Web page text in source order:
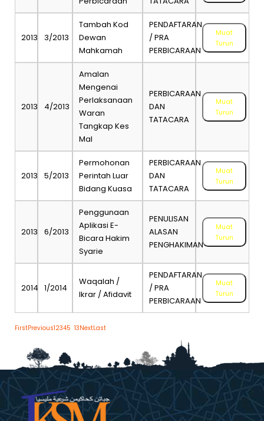
2013 3/2013
Tambah Kod
Dewan
Mahkamah
PENDAFTARAN
/ PRA
PERBICARAAN
Muat
Turun
2013 4/2013
Amalan
Mengenai
Perlaksanaan
Waran
Tangkap Kes
Mal
PERBICARAAN
DAN
TATACARA
Muat
Turun
2013 5/2013
Permohonan
Perintah Luar
Bidang Kuasa
PERBICARAAN
DAN
TATACARA
Muat
Turun
2013 6/2013
Penggunaan
Aplikasi E-
Bicara Hakim
Syarie
PENULISAN
ALASAN
PENGHAKIMAN
Muat
Turun
2014 1/2014
Waqalah /
Ikrar / Afidavit
PENDAFTARAN
/ PRA
PERBICARAAN
Muat
Turun
FirstPrevious12345 13NextLast